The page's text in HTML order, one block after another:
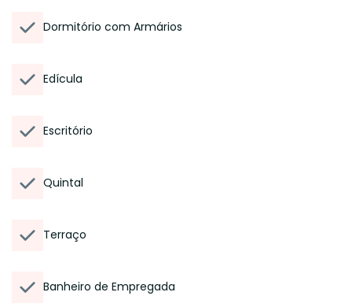
Dormitório com Armários
Edícula
Escritório
Quintal
Terraço
Banheiro de Empregada